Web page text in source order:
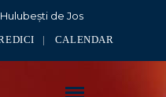
de Jos
CALENDAR